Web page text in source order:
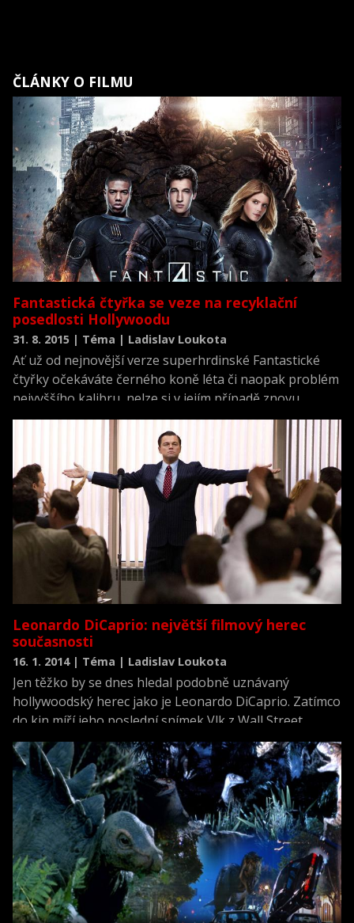
ČLÁNKY O FILMU
Fantastická čtyřka se veze na recyklační
posedlosti Hollywoodu
31. 8. 2015 | Téma | Ladislav Loukota
Ať už od nejnovější verze superhrdinské Fantastické
čtyřky očekáváte černého koně léta či naopak problém
nejvyššího kalibru, nelze si v jejím případě znovu
nevšimnout značné posedlosti Hollywoodu
remakováním vlastní tvorby. Zatímco dříve, jako v
případě Zjizvené tváře nebo Věci, byly remaky
vytvářeny dekády od své inspirační látky, dnes
přicházejí i méně než deset let po ní. Čím to je, že se
filmaři zamilovali do předělávek, a bude tomu někdy
konec?
Leonardo DiCaprio: největší filmový herec
současnosti
16. 1. 2014 | Téma | Ladislav Loukota
Jen těžko by se dnes hledal podobně uznávaný
hollywoodský herec jako je Leonardo DiCaprio. Zatímco
do kin míří jeho poslední snímek Vlk z Wall Street,
očekává se, že DiCaprio bude i žhavým favoritem
blížících se Oscarů. O to paradoxněji ovšem působí jeho
cesta ke slávě – připomeňte si ji v pateru fází spolu
s trailery na kultovní i obskurní DiCapriova díla.